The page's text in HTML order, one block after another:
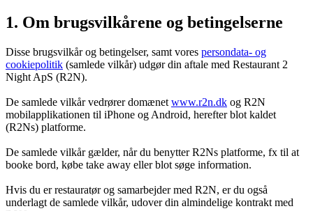
1. Om brugsvilkårene og betingelserne
Disse brugsvilkår og betingelser, samt vores persondata- og
cookiepolitik (samlede vilkår) udgør din aftale med Restaurant 2
Night ApS (R2N).
De samlede vilkår vedrører domænet www.r2n.dk og R2N
mobilapplikationen til iPhone og Android, herefter blot kaldet
(R2Ns) platforme.
De samlede vilkår gælder, når du benytter R2Ns platforme, fx til at
booke bord, købe take away eller blot søge information.
Hvis du er restauratør og samarbejder med R2N, er du også
underlagt de samlede vilkår, udover din almindelige kontrakt med